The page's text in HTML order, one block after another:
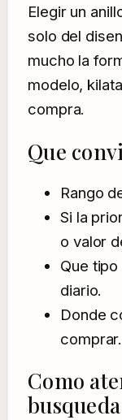
Elegir un
solo del
mucho la
modelo,
compra.
Que
Rango
Si la
o valor
Que
diario.
Donde
comprar.
Como
busqueda